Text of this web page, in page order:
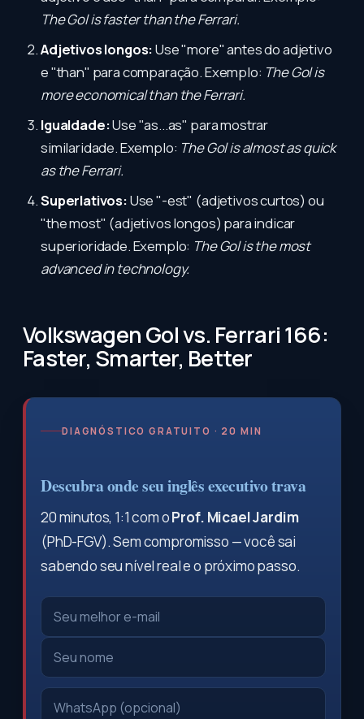
The Gol is faster than the Ferrari.
Adjetivos longos:Use "more" antes do adjetivo
e "than" para comparação. Exemplo: The Gol is
more economical than the Ferrari.
Igualdade:Use "as...as" para mostrar
similaridade. Exemplo: The Gol is almost as quick
as the Ferrari.
Superlativos:Use "-est" (adjetivos curtos) ou
"the most" (adjetivos longos) para indicar
superioridade. Exemplo: The Gol is the most
advanced in technology.
Volkswagen Gol vs. Ferrari 166:
Faster, Smarter, Better
DIAGNÓSTICO GRATUITO · 20 MIN
Descubra onde seu inglês executivo trava
20 minutos, 1:1 com oProf. Micael Jardim
(PhD-FGV). Sem compromisso — você sai
sabendo seu nível real e o próximo passo.